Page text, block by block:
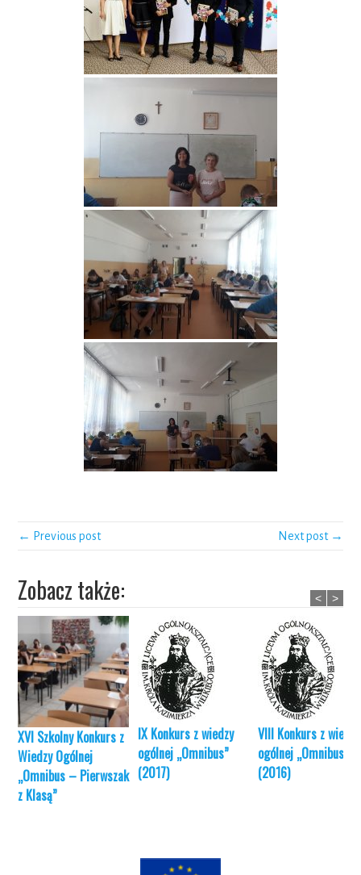
← Previous post Next post →
Zobacz także:
XVI Szkolny Konkurs z
Wiedzy Ogólnej
„Omnibus – Pierwszak
z Klasą”
IX Konkurs z wiedzy
ogólnej „Omnibus”
(2017)
VIII Konkurs z wiedzy
ogólnej „Omnibus”
(2016)
< >